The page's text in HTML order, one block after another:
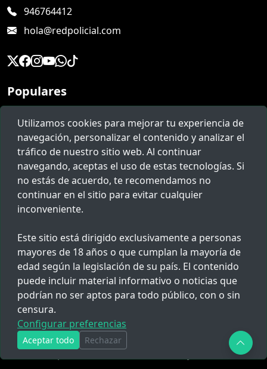
946764412
hola@redpolicial.com
Populares
Escuela de Policía
Ascenso PNP
Todo
Links
Sobre Nosotros
Populares
Herramientas
Reclamos
Novedades
Suscríbete para recibir noticias, ofertas y mucho más.
Utilizamos cookies para mejorar tu experiencia de
navegación, personalizar el contenido y analizar el
tráfico de nuestro sitio web. Al continuar
navegando, aceptas el uso de estas tecnologías. Si
no estás de acuerdo, te recomendamos no
continuar en el sitio para evitar cualquier
inconveniente.
Este sitio está dirigido exclusivamente a personas
mayores de 18 años o que cumplan la mayoría de
edad según la legislación de su país. El contenido
puede incluir material informativo o noticias que
podrían no ser aptos para todo público, con o sin
censura.
Configurar preferencias
Aceptar todo Rechazar